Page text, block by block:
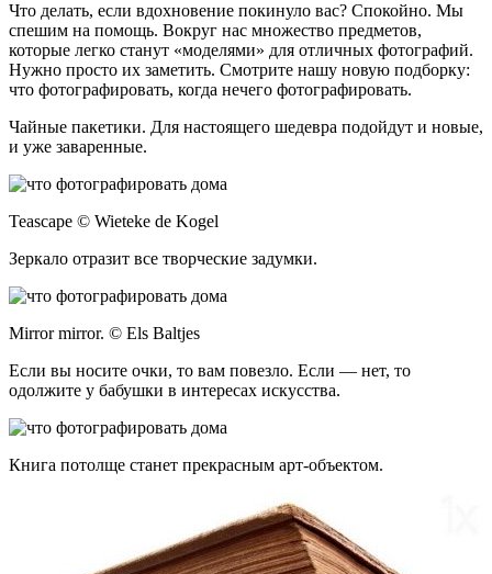
Что делать, если вдохновение покинуло вас? Спокойно. Мы
спешим на помощь. Вокруг нас множество предметов,
которые легко станут «моделями» для отличных фотографий.
Нужно просто их заметить. Смотрите нашу новую подборку:
что фотографировать, когда нечего фотографировать.
Чайные пакетики. Для настоящего шедевра подойдут и новые,
и уже заваренные.
Teascape © Wieteke de Kogel
Зеркало отразит все творческие задумки.
Mirror mirror. © Els Baltjes
Если вы носите очки, то вам повезло. Если — нет, то
одолжите у бабушки в интересах искусства.
Книга потолще станет прекрасным арт-объектом.